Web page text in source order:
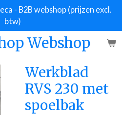
Webshop
- B2B webshop (prijzen excl.
btw)
Werkblad
RVS 230 met
spoelbak